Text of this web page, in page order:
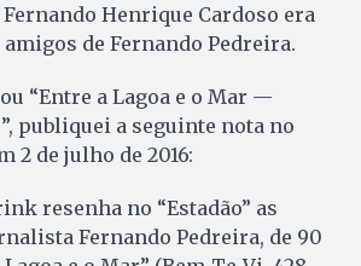
Henrique Cardoso era
de Fernando Pedreira.
“Entre a Lagoa e o Mar —
publiquei a seguinte nota no
2 de julho de 2016:
resenha no “Estadão” as
Fernando Pedreira, de 90